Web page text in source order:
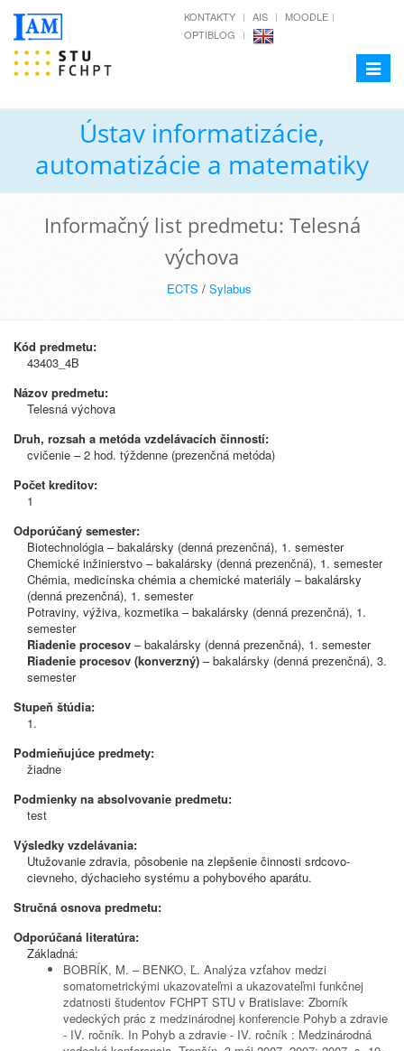
KONTAKTY AIS
MOODLE
OPTIBLOG
Toggle
Ústav informatizácie,
automatizácie a matematiky
Informačný list predmetu: Telesná
výchova
ECTS / Sylabus
Kód predmetu:
43403_4B
Názov predmetu:
Telesná výchova
Druh, rozsah a metóda vzdelávacích činností:
cvičenie – 2 hod. týždenne (prezenčná metóda)
Počet kreditov:
1
Odporúčaný semester:
Biotechnológia – bakalársky (denná prezenčná), 1. semester
Chemické inžinierstvo – bakalársky (denná prezenčná), 1. semester
Chémia, medicínska chémia a chemické materiály – bakalársky
(denná prezenčná), 1. semester
Potraviny, výživa, kozmetika – bakalársky (denná prezenčná), 1.
semester
Riadenie procesov – bakalársky (denná prezenčná), 1. semester
Riadenie procesov (konverzný) – bakalársky (denná prezenčná), 3.
semester
Stupeň štúdia:
1.
Podmieňujúce predmety:
žiadne
Podmienky na absolvovanie predmetu:
test
Výsledky vzdelávania:
Utužovanie zdravia, pôsobenie na zlepšenie činnosti srdcovo-
cievneho, dýchacieho systému a pohybového aparátu.
Stručná osnova predmetu:
Odporúčaná literatúra:
Základná:
BOBRÍK, M. – BENKO, Ľ. Analýza vzťahov medzi
somatometrickými ukazovateľmi a ukazovateľmi funkčnej
zdatnosti študentov FCHPT STU v Bratislave: Zborník
vedeckých prác z medzinárodnej konferencie Pohyb a zdravie
- IV. ročník. In Pohyb a zdravie - IV. ročník : Medzinárodná